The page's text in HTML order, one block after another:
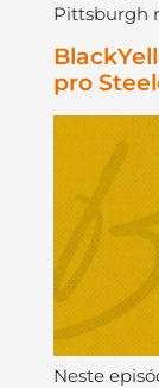
Pittsburgh
pro
Neste